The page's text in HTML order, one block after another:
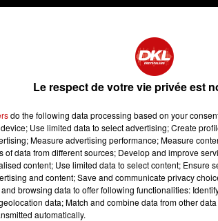
à 14h00
Le respect de votre vie privée est
do the following data processing based on your
Use limited data to select advertising; Create
Measure advertising performance; Measure
of data from different sources; Develop and improve
content; Use limited data to select content; Ensure
and content; Save and communicate privacy
browsing data to offer following functionalities:
data; Match and combine data from other
automatically.